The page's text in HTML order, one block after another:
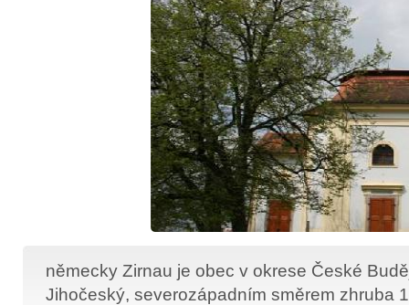
německy Zirnau je obec v okrese České
Jihočeský, severozápadním směrem zhruba